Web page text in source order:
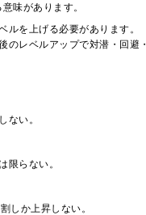
味があります。
を上げる必要があります。
レベルアップで対潜・回避
ない。
限らない。
しか上昇しない。